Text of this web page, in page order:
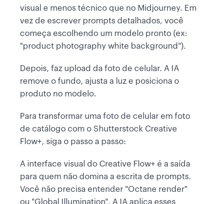
visual e menos técnico que no Midjourney. Em
vez de escrever prompts detalhados, você
começa escolhendo um modelo pronto (ex:
"product photography white background").
Depois, faz upload da foto de celular. A IA
remove o fundo, ajusta a luz e posiciona o
produto no modelo.
Para transformar uma foto de celular em foto
de catálogo com o Shutterstock Creative
Flow+, siga o passo a passo:
A interface visual do Creative Flow+ é a saída
para quem não domina a escrita de prompts.
Você não precisa entender "Octane render"
ou "Global Illumination". A IA aplica esses